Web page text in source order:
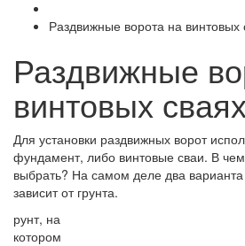
Раздвижные ворота на винтовых
Раздвижные
винтовых
Для установки раздвижных ворот
фундамент, либо винтовые сваи. В
выбрать? На самом деле два
зависит от грунта.
рунт, на
котором